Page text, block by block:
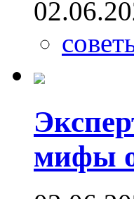
мифы о